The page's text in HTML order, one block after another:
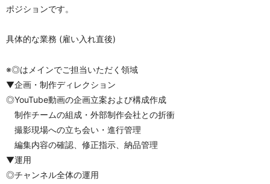
ポジションです。
具体的な業務 (雇い入れ直後)
※◎はメインでご担当いただく領域
▼企画・制作ディレクション
◎YouTube動画の企画立案および構成作成
制作チームの組成・外部制作会社との折衝
撮影現場への立ち会い・進行管理
編集内容の確認、修正指示、納品管理
▼運用
◎チャンネル全体の運用